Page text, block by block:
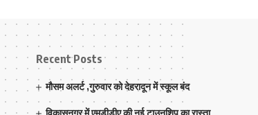
Recent Posts
मौसम अलर्ट ,गुरुवार को देहरादून में स्कूल बंद